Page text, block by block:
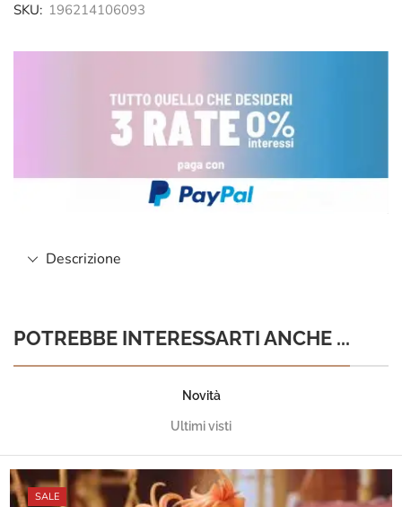
SKU: 196214106093
Descrizione
POTREBBE INTERESSARTI ANCHE ...
Novità
Ultimi visti
SALE